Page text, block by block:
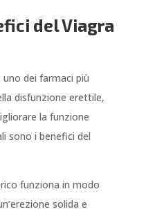
del Viagra
dei farmaci più
disfunzione erettile,
la funzione
sono i benefici del
funziona in modo
solida e